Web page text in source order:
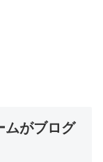
ムがブログ